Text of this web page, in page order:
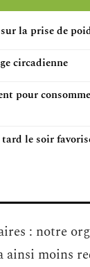
la prise de
circadienne
pour
le soir
: notre
ainsi moins